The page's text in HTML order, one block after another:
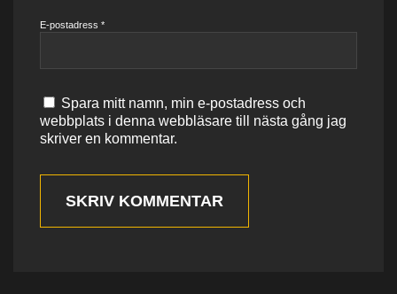
E-postadress *
Spara mitt namn, min e-postadress och
webbplats i denna webbläsare till nästa gång jag
skriver en kommentar.
SKRIV KOMMENTAR